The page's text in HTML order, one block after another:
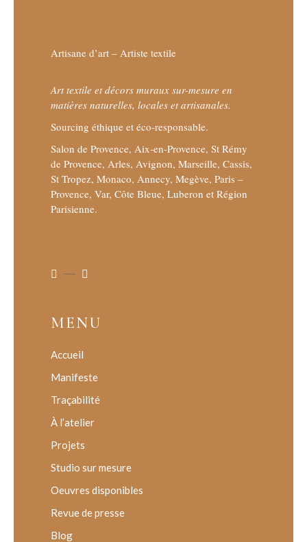
Artisane d’art – Artiste textile
Art textile et décors muraux sur-mesure en
matières naturelles, locales et artisanales.
Sourcing éthique et éco-responsable.
Salon de Provence, Aix-en-Provence, St Rémy
de Provence, Arles, Avignon, Marseille, Cassis,
St Tropez, Monaco, Annecy, Megève, Paris –
Provence, Var, Côte Bleue, Luberon et Région
Parisienne.
MENU
Accueil
Manifeste
Traçabilité
À l’atelier
Projets
Studio sur mesure
Oeuvres disponibles
Revue de presse
Blog